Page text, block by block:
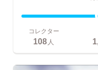
コレクター
108 人